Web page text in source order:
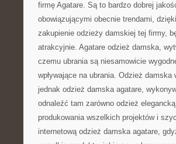
firmę Agatare. Są to bardzo dobrej
obowiązującymi obecnie trendami,
zakupienie odzieży damskiej tej firmy,
atrakcyjnie. Agatare odzież damska,
czemu ubrania są niesamowicie
wpływające na ubrania. Odzież
jednak odzież damska agatare,
odnaleźć tam zarówno odzież
produkowania wszelkich projektów i
internetową odzież damska agatare,